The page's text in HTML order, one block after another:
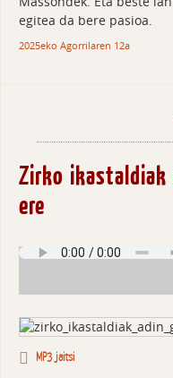
egitea da bere pasioa.
2025eko Agorrilaren 12a
Zirko ikastaldiak
ere
MP3 jaitsi